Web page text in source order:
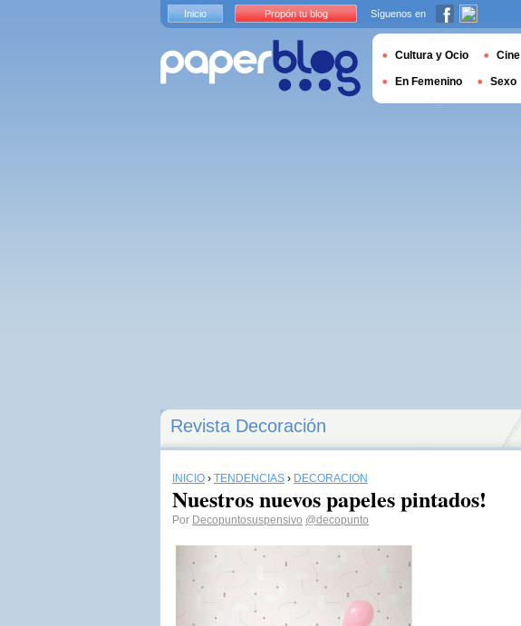
Revista Decoración
INICIO › TENDENCIAS › DECORACIÓN
Nuestros nuevos papeles pintados!
Por Decopuntosuspensivo @decopunto
Inicio Propón tu blog Síguenos en
Cultura y Ocio Cine
En Femenino Sexo